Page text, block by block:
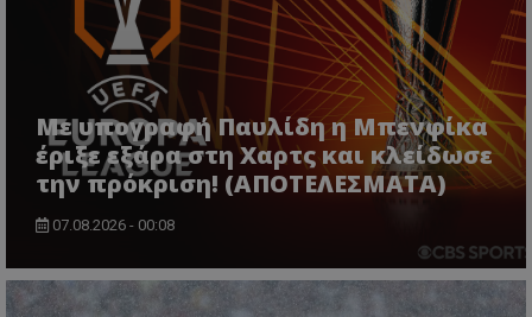
Με υπογραφή Παυλίδη η Μπενφίκα
έριξε εξάρα στη Χαρτς και κλείδωσε
την πρόκριση! (ΑΠΟΤΕΛΕΣΜΑΤΑ)
07.08.2026 - 00:08